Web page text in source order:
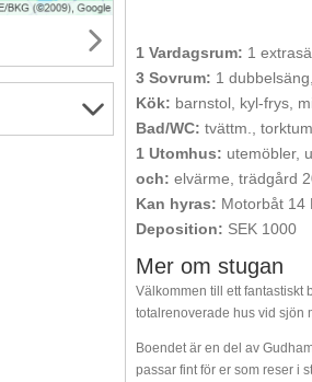
1 Vardagsrum: 1
3 Sovrum: 1
Kök: barnstol, kyl-frys,
Bad/WC: tvättm.,
1 Utomhus: utemöbler,
och: elvärme, trädgård
Kan hyras: Motorbåt 14
Deposition: SEK 1000
Mer om stugan
Välkommen till ett fantastiskt
totalrenoverade hus vid sjön
Boendet är en del av
passar fint för er som reser i